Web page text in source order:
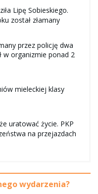
Lipę Sobieskiego.
został złamany
przez policję dwa
w organizmie ponad 2
mieleckiej klasy
uratować życie. PKP
na przejazdach
wydarzenia?